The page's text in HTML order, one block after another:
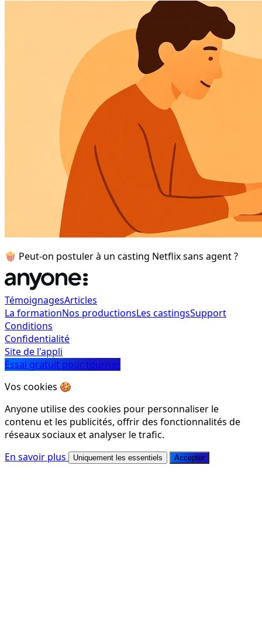
🍿 Peut-on postuler à un casting Netflix sans agent ?
TémoignagesArticles
La formationNos productionsLes castingsSupport
Conditions
Confidentialité
Site de l'appli
Essai gratuit pour tourner
Vos cookies 🍪
Anyone utilise des cookies pour personnaliser le
contenu et les publicités, offrir des fonctionnalités de
réseaux sociaux et analyser le trafic.
En savoir plus
Uniquement les essentiels Accepter